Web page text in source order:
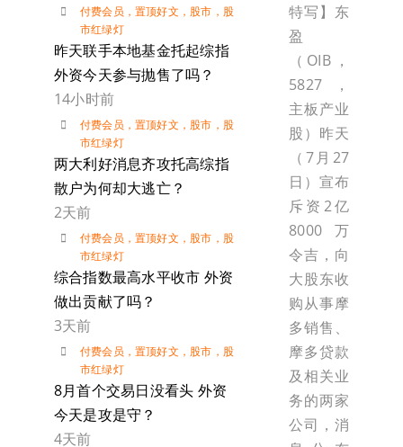
付费会员 ， 置顶好文 ， 股市 ， 股
市红绿灯
昨天联手本地基金托起综指
外资今天参与抛售了吗？
14小时前
付费会员 ， 置顶好文 ， 股市 ， 股
市红绿灯
两大利好消息齐攻托高综指
散户为何却大逃亡？
2天前
付费会员 ， 置顶好文 ， 股市 ， 股
市红绿灯
综合指数最高水平收市 外资
做出贡献了吗？
3天前
付费会员 ， 置顶好文 ， 股市 ， 股
市红绿灯
8月首个交易日没看头 外资
今天是攻是守？
4天前
特写】东
盈
（OIB，
5827，
主板产业
股）昨天
（7月27
日）宣布
斥资2亿
8000万
令吉，向
大股东收
购从事摩
多销售、
摩多贷款
及相关业
务的两家
公司，消